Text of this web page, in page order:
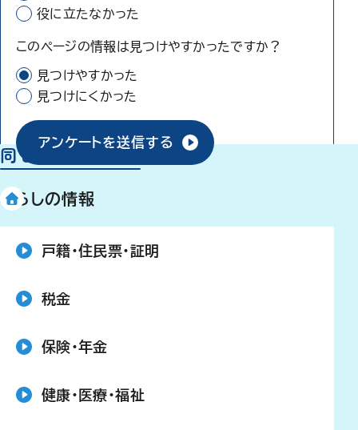
役に立たなかった
このページの情報は見つけやすかったですか？
見つけやすかった
見つけにくかった
アンケートを送信する
同じ分類から探す
くらしの情報
戸籍・住民票・証明
税金
保険・年金
健康・医療・福祉